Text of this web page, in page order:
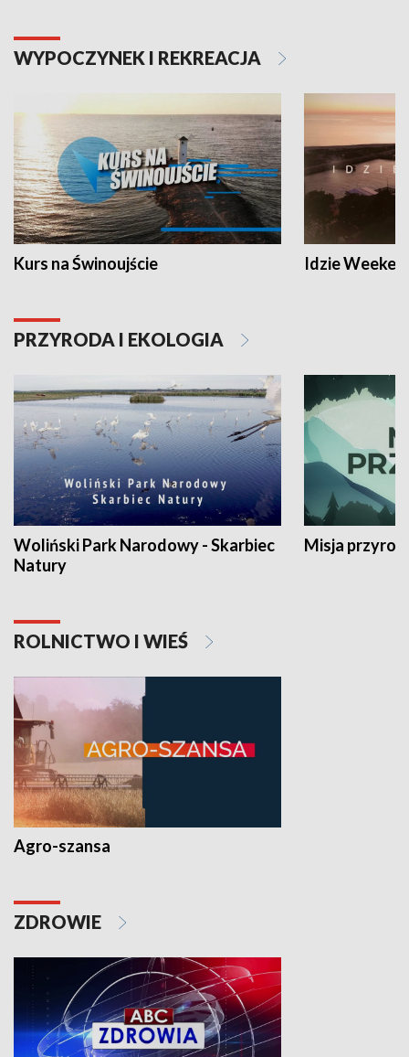
WYPOCZYNEK I REKREACJA
Kurs na Świnoujście Idzie
PRZYRODA I EKOLOGIA
Woliński Park Narodowy - Skarbiec
Natury
Misja
ROLNICTWO I WIEŚ
Agro-szansa
ZDROWIE